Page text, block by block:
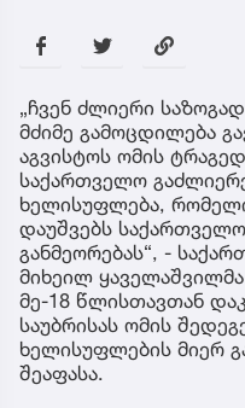
„ჩვენ ძლიერი
მძიმე გამოცდილება
აგვისტოს ომის
საქართველო
ხელისუფლება,
დაუშვებს
განმეორებას“, -
მიხეილ
მე-18 წლისთავთან
საუბრისას ომის
ხელისუფლების მიერ
შეაფასა.